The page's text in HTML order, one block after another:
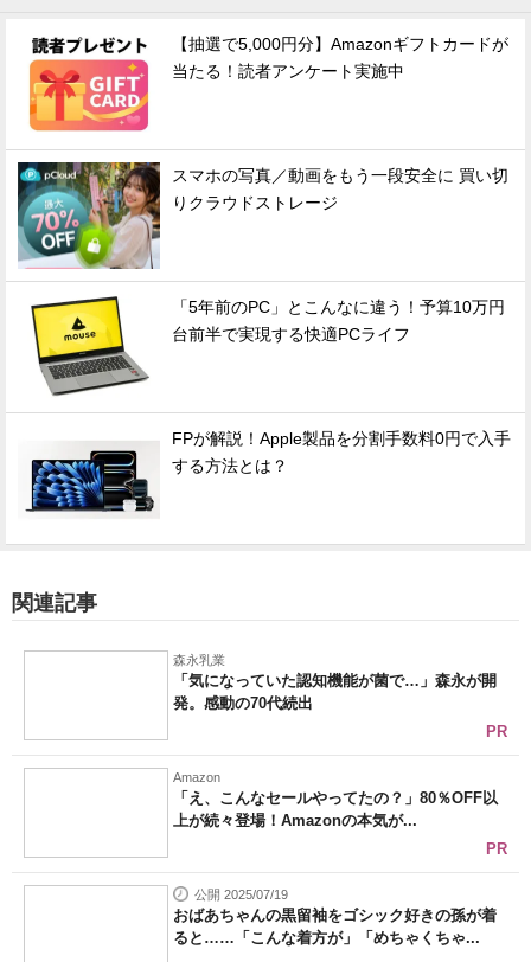
【抽選で5,000円分】Amazonギフトカードが
当たる！読者アンケート実施中
スマホの写真／動画をもう一段安全に 買い切
りクラウドストレージ
「5年前のPC」とこんなに違う！予算10万円
台前半で実現する快適PCライフ
FPが解説！Apple製品を分割手数料0円で入手
する方法とは？
関連記事
森永乳業
「気になっていた認知機能が菌で…」森永が開
発。感動の70代続出
PR
Amazon
「え、こんなセールやってたの？」80％OFF以
上が続々登場！Amazonの本気が...
PR
公開 2025/07/19
おばあちゃんの黒留袖をゴシック好きの孫が着
ると……「こんな着方が」「めちゃくちゃ...